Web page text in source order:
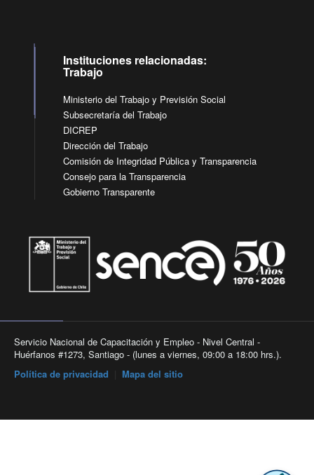
Instituciones relacionadas:
Trabajo
Ministerio del Trabajo y Previsión Social
Subsecretaría del Trabajo
DICREP
Dirección del Trabajo
Comisión de Integridad Pública y Transparencia
Consejo para la Transparencia
Gobierno Transparente
Servicio Nacional de Capacitación y Empleo - Nivel Central -
Huérfanos #1273, Santiago - (lunes a viernes, 09:00 a 18:00 hrs.).
Política de privacidad
Mapa del sitio